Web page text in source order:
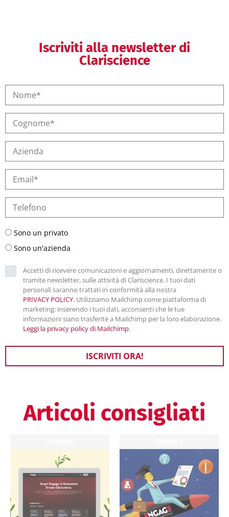
Iscriviti alla newsletter di
Clariscience
Sono un privato
Sono un'azienda
Accetti di ricevere comunicazioni e aggiornamenti, direttamente o
tramite newsletter, sulle attività di Clariscience. I tuoi dati
personali saranno trattati in conformità alla nostra
PRIVACY POLICY. Utilizziamo Mailchimp come piattaforma di
marketing: inserendo i tuoi dati, acconsenti che le tue
informazioni siano trasferite a Mailchimp per la loro elaborazione.
Leggi la privacy policy di Mailchimp.
ISCRIVITI ORA!
Articoli consigliati